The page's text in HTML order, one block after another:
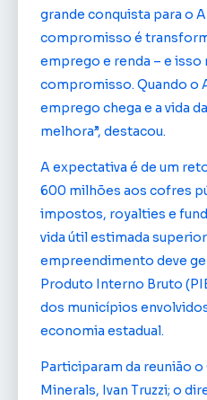
grande conquista para o
compromisso é
emprego e renda – e isso
compromisso. Quando o
emprego chega e a vida
melhora”, destacou.
A expectativa é de um
600 milhões aos cofres
impostos, royalties e
vida útil estimada superior
empreendimento deve
Produto Interno Bruto
dos municípios
economia estadual.
Participaram da reunião o
Minerals, Ivan Truzzi; o